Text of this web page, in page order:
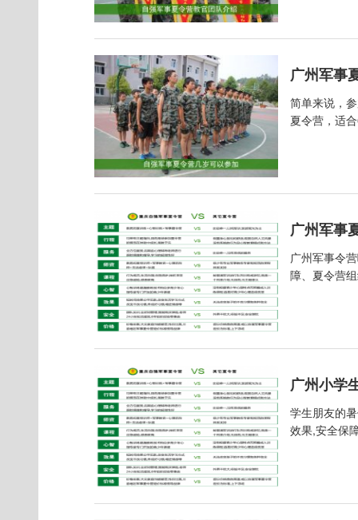
广州军事
简单来说，
夏令营，适
广州军事
广州军事令
障、夏令营
广州小学
学生朋友的
效果,安全保